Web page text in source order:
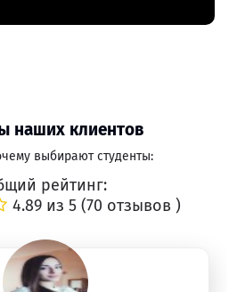
наших клиентов
выбирают студенты:
рейтинг:
4.89 из 5 (70 отзывов )